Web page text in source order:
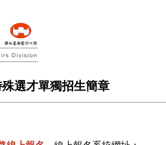
選才單獨招生簡章